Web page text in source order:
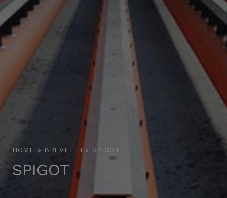
HOME » BREVETTI » SPIGOT
SPIGOT